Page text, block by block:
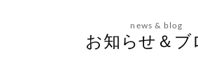
お問い合わせ
news & blog
お知らせ＆ブ